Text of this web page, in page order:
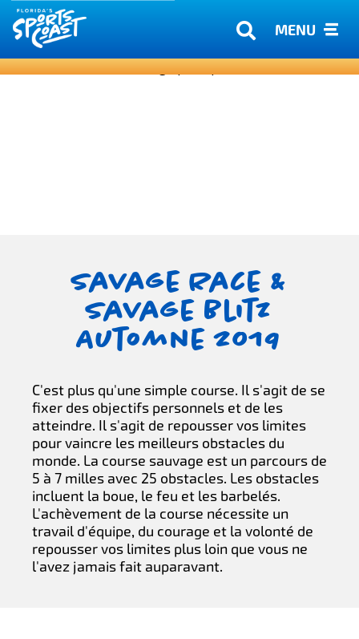
MENU
Savage Race &
Savage Blitz
Automne 2019
C'est plus qu'une simple course. Il s'agit de se
fixer des objectifs personnels et de les
atteindre. Il s'agit de repousser vos limites
pour vaincre les meilleurs obstacles du
monde. La course sauvage est un parcours de
5 à 7 milles avec 25 obstacles. Les obstacles
incluent la boue, le feu et les barbelés.
L'achèvement de la course nécessite un
travail d'équipe, du courage et la volonté de
repousser vos limites plus loin que vous ne
l'avez jamais fait auparavant.